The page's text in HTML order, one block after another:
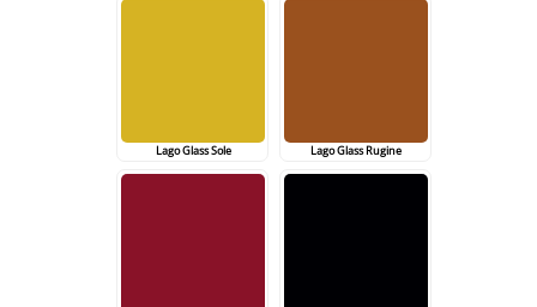
Lago Glass Sole Lago Glass Rugine